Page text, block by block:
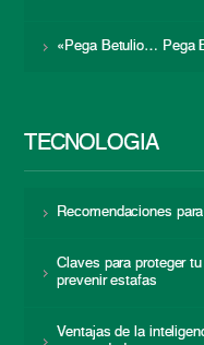
«Pega Betulio… Pega
TECNOLOGÍA
Recomendaciones
Claves para proteger
prevenir estafas
Ventajas de la